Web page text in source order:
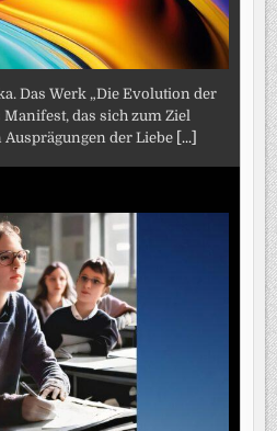
Das Werk „Die Evolution der
das sich zum Ziel
Ausprägungen der Liebe [...]